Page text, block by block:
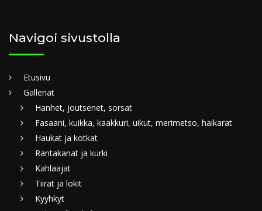
Navigoi sivustolla
Etusivu
Galleriat
Hanhet, joutsenet, sorsat
Fasaani, kuikka, kaakkuri, uikut, merimetso, haikarat
Haukat ja kotkat
Rantakanat ja kurki
Kahlaajat
Tiirat ja lokit
Kyyhkyt